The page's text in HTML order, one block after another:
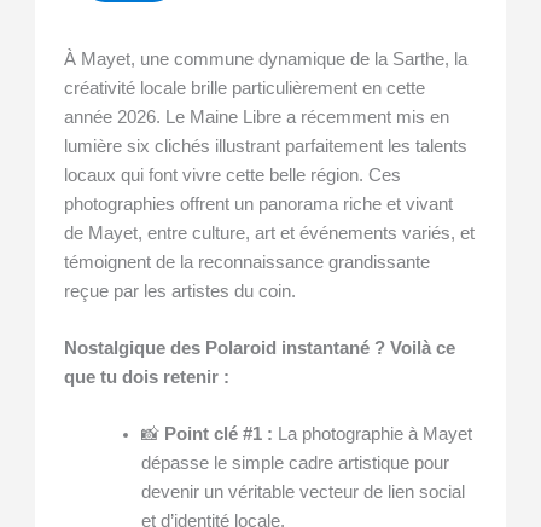
À Mayet, une commune dynamique de la Sarthe, la
créativité locale brille particulièrement en cette
année 2026. Le Maine Libre a récemment mis en
lumière six clichés illustrant parfaitement les talents
locaux qui font vivre cette belle région. Ces
photographies offrent un panorama riche et vivant
de Mayet, entre culture, art et événements variés, et
témoignent de la reconnaissance grandissante
reçue par les artistes du coin.
Nostalgique des Polaroid instantané ? Voilà ce
que tu dois retenir :
📸 Point clé #1 : La photographie à Mayet
dépasse le simple cadre artistique pour
devenir un véritable vecteur de lien social
et d’identité locale.